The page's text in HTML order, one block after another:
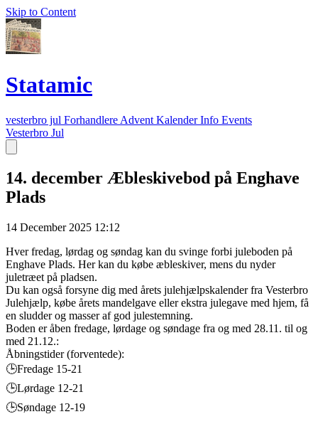
Skip to Content
Statamic
vesterbro jul Forhandlere Advent KalenderInfo Events
Vesterbro Jul
14. december Æbleskivebod på Enghave
Plads
14 December 2025 12:12
Hver fredag, lørdag og søndag kan du svinge forbi juleboden på
Enghave Plads. Her kan du købe æbleskiver, mens du nyder
juletræet på pladsen.
Du kan også forsyne dig med årets julehjælpskalender fra Vesterbro
Julehjælp, købe årets mandelgave eller ekstra julegave med hjem, få
en sludder og masser af god julestemning.
Boden er åben fredage, lørdage og søndage fra og med 28.11. til og
med 21.12.:
Åbningstider (forventede):
🕒Fredage 15-21
🕒Lørdage 12-21
🕒Søndage 12-19